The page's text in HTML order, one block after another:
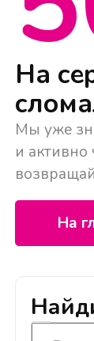
На
Мы уже
и
На